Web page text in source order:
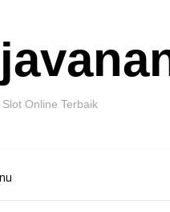
Online Terbaik